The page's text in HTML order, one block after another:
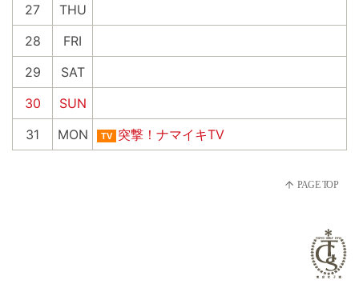
27
THU
28
FRI
29
SAT
30
SUN
31
MON TV 突撃！ナマイキTV